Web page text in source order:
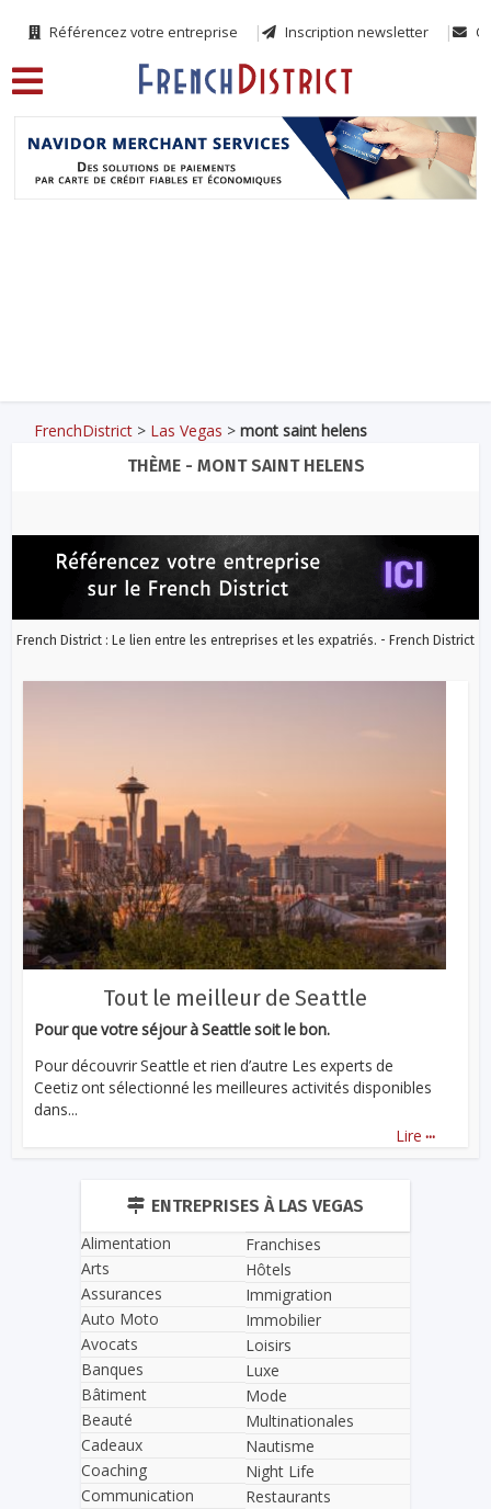
Référencez votre entreprise Inscription newsletter
FrenchDistrict > Las Vegas >mont saint helens
THÈME - MONT SAINT HELENS
French District : Le lien entre les entreprises et les expatriés. - French District
Tout le meilleur de Seattle
Pour que votre séjour à Seattle soit le bon.
Pour découvrir Seattle et rien d’autre Les experts de
Ceetiz ont sélectionné les meilleures activités disponibles
dans...
Lire ...
ENTREPRISES À LAS VEGAS
Alimentation
Arts
Assurances
Auto Moto
Avocats
Banques
Bâtiment
Beauté
Cadeaux
Coaching
Communication
Franchises
Hôtels
Immigration
Immobilier
Loisirs
Luxe
Mode
Multinationales
Nautisme
Night Life
Restaurants